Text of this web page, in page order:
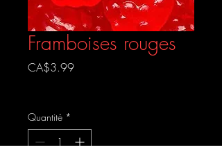
Framboises rouges
CA$3.99Prix
Quantité *